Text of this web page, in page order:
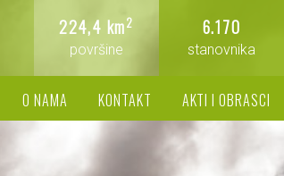
6.170
stanovnika
224,4 km2
površine
O NAMA KONTAKT AKTI I OBRASCI